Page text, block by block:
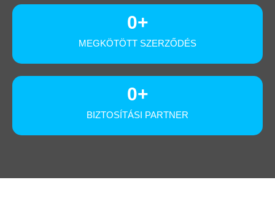
MEGKÖTÖTT SZERZŐDÉS
0+
BIZTOSÍTÁSI PARTNER
0+